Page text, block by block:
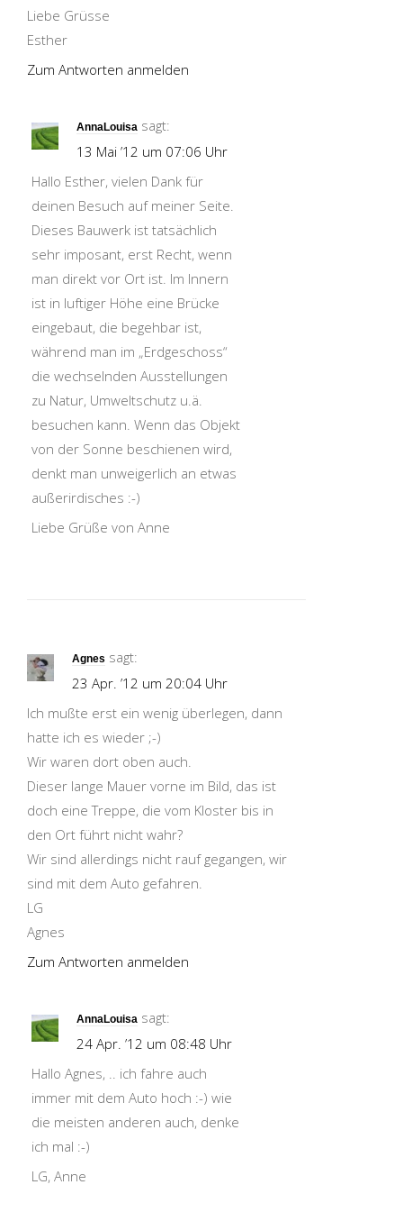
Liebe Grüsse
Esther
Zum Antworten anmelden
AnnaLouisa sagt:
13 Mai ’12 um 07:06 Uhr
Hallo Esther, vielen Dank für
deinen Besuch auf meiner Seite.
Dieses Bauwerk ist tatsächlich
sehr imposant, erst Recht, wenn
man direkt vor Ort ist. Im Innern
ist in luftiger Höhe eine Brücke
eingebaut, die begehbar ist,
während man im „Erdgeschoss“
die wechselnden Ausstellungen
zu Natur, Umweltschutz u.ä.
besuchen kann. Wenn das Objekt
von der Sonne beschienen wird,
denkt man unweigerlich an etwas
außerirdisches :-)
Liebe Grüße von Anne
Agnes sagt:
23 Apr. ’12 um 20:04 Uhr
Ich mußte erst ein wenig überlegen, dann
hatte ich es wieder ;-)
Wir waren dort oben auch.
Dieser lange Mauer vorne im Bild, das ist
doch eine Treppe, die vom Kloster bis in
den Ort führt nicht wahr?
Wir sind allerdings nicht rauf gegangen, wir
sind mit dem Auto gefahren.
LG
Agnes
Zum Antworten anmelden
AnnaLouisa sagt:
24 Apr. ’12 um 08:48 Uhr
Hallo Agnes, .. ich fahre auch
immer mit dem Auto hoch :-) wie
die meisten anderen auch, denke
ich mal :-)
LG, Anne